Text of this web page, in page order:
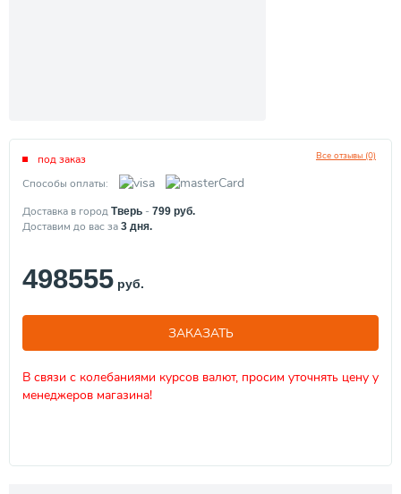
Все отзывы (0)
под заказ
Способы оплаты:
Доставка в город Тверь - 799 руб.
Доставим до вас за 3 дня.
498555 руб.
ЗАКАЗАТЬ
В связи с колебаниями курсов валют, просим уточнять цену у
менеджеров магазина!